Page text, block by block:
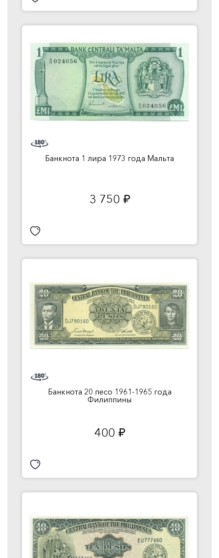
Банкнота 1 лира 1973 года Мальта
3 750 руб.
Банкнота 20 песо 1961-1965 года
Филиппины
400 руб.